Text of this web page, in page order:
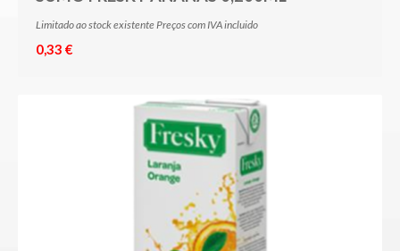
Limitado ao stock existente Preços com IVA incluido
0,33 €